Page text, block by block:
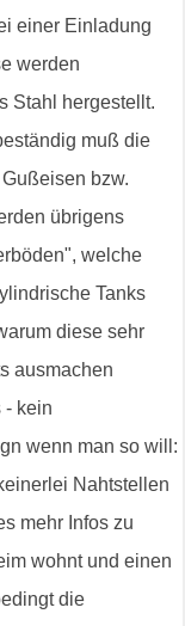
einer Einladung
werden
Stahl hergestellt.
muß die
bzw.
übrigens
welche
Tanks
diese sehr
ausmachen
- kein
wenn man so will:
Nahtstellen
mehr Infos zu
wohnt und einen
die